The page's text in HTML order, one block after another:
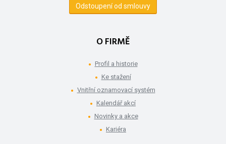
Odstoupení od smlouvy
O FIRMĚ
Profil a historie
Ke stažení
Vnitřní oznamovací systém
Kalendář akcí
Novinky a akce
Kariéra